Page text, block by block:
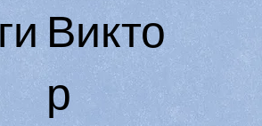
Викто
р